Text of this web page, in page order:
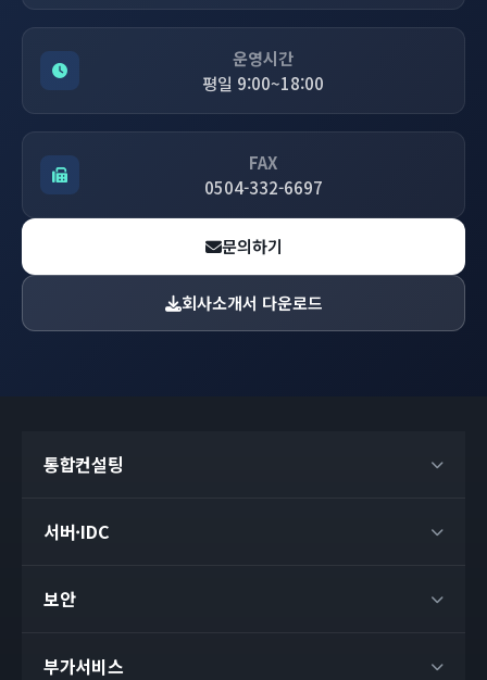
운영시간
평일 9:00~18:00
FAX
0504-332-6697
문의하기
회사소개서 다운로드
통합컨설팅
서버·IDC
보안
부가서비스